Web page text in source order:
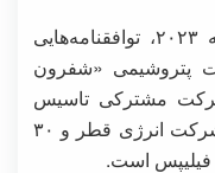
شرکت انرژی قطر پیشتر در ژانویه ۲۰۲۳، توافقنامه‌هایی
پتروشیمی «شفرون
مشترکی تاسیس
کردند که ۷۰ درصد از آن متعلق به شرکت انرژی قطر و ۳۰
است.